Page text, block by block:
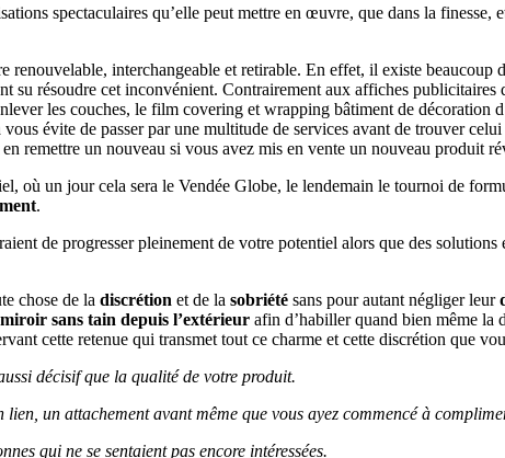
spectaculaires qu’elle peut mettre en œuvre, que dans la
interchangeable et retirable. En effet, il existe beaucoup
résoudre cet inconvénient. Contrairement aux affiches publicitaires
les couches, le film covering et wrapping bâtiment de décoration
évite de passer par une multitude de services avant de trouver
remettre un nouveau si vous avez mis en vente un nouveau produit
où un jour cela sera le Vendée Globe, le lendemain le tournoi de
.
de progresser pleinement de votre potentiel alors que des
chose de la discrétion et de la sobriété sans pour autant négliger leur
sans tain depuis l’extérieur afin d’habiller quand bien même la
cette retenue qui transmet tout ce charme et cette discrétion que
décisif que la qualité de votre produit.
un attachement avant même que vous ayez commencé à
qui ne se sentaient pas encore intéressées.